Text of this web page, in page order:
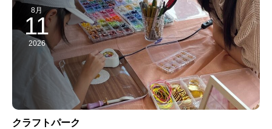
8月
11
2026
クラフトパーク